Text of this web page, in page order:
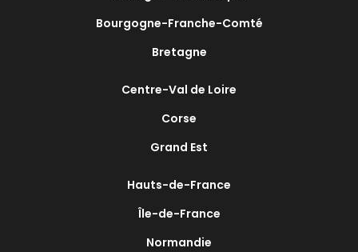
Bourgogne-Franche-Comté
Bretagne
Centre-Val de Loire
Corse
Grand Est
Hauts-de-France
Île-de-France
Normandie